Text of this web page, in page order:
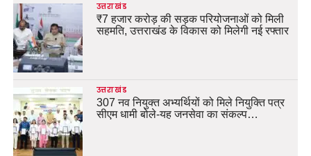
उत्तराखंड
₹7 हजार करोड़ की सड़क परियोजनाओं को मिली
सहमति, उत्तराखंड के विकास को मिलेगी नई रफ्तार
उत्तराखंड
307 नव नियुक्त अभ्यर्थियों को मिले नियुक्ति पत्र
सीएम धामी बोले-यह जनसेवा का संकल्प…